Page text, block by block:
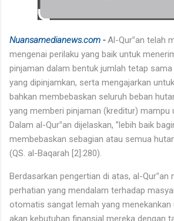
Nuansamedianews.com -Al-Qur‟an telah
mengenai perilaku yang baik untuk
pinjaman dalam bentuk jumlah tetap
yang dipinjamkan, serta mengajarkan
bahkan membebaskan seluruh beban
yang memberi pinjaman (kreditur) mampu
Dalam al-Qur‟an dijelaskan, ”lebih baik
membebaskan sebagian atau semua
(QS. al-Baqarah [2]:280).
Berdasarkan pengertian di atas, al-Qur‟an
perhatian yang mendalam terhadap
otomatis sangat lemah yang
akan kebutuhan finansial mereka dengan